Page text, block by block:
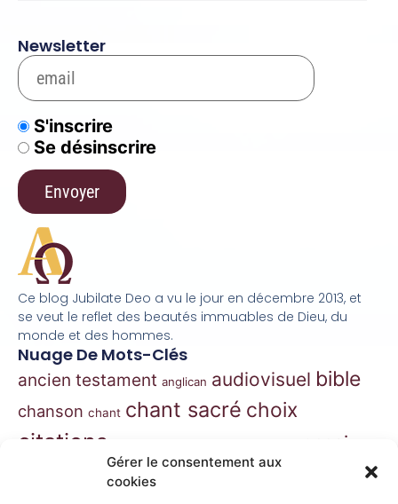
Gérer le consentement aux
cookies
Ce blog Jubilate Deo a vu le jour en décembre 2013, et
se veut le reflet des beautés immuables de Dieu, du
monde et des hommes.
Nuage De Mots-Clés
ancien testament anglican audiovisuel bible
chanson chant chant sacré choix
citations essai
gospel grégorien
Newsletter
S'inscrire
Se désinscrire